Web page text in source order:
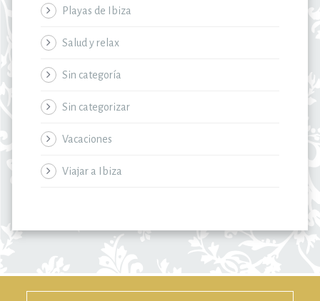
Playas de Ibiza
Salud y relax
Sin categoría
Sin categorizar
Vacaciones
Viajar a Ibiza